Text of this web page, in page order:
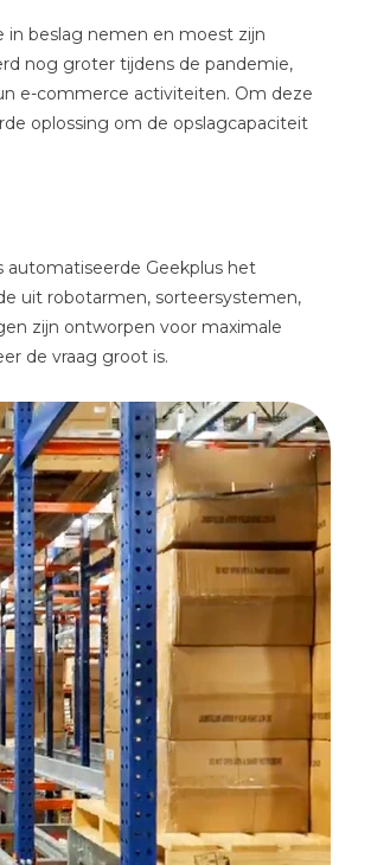
beslag nemen en moest zijn
nog groter tijdens de pandemie,
e-commerce activiteiten. Om deze
oplossing om de opslagcapaciteit
automatiseerde Geekplus het
uit robotarmen, sorteersystemen,
zijn ontworpen voor maximale
de vraag groot is.